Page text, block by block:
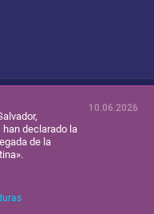
10.06.2026
declarado la
de la